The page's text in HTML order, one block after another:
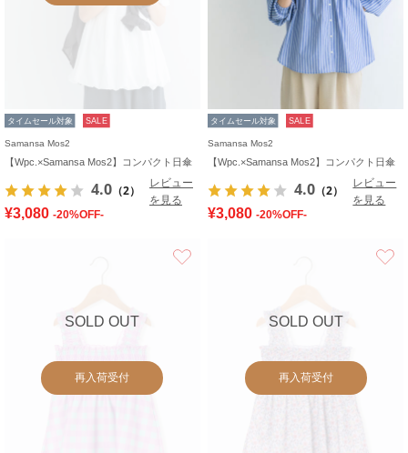
タイムセール対象 SALE
Samansa Mos2
【Wpc.×Samansa Mos2】コンパクト日傘
4.0 （2）
レビュー
を見る
¥3,080 -20%OFF-
タイムセール対象 SALE
Samansa Mos2
【Wpc.×Samansa Mos2】コンパクト日傘
4.0 （2）
レビュー
を見る
¥3,080 -20%OFF-
SOLD OUT
再入荷受付
SOLD OUT
再入荷受付